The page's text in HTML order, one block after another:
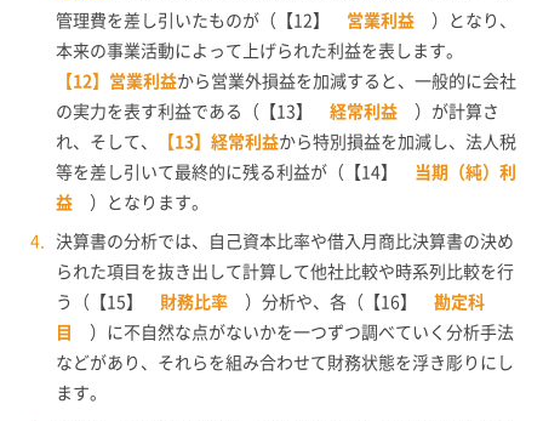
管理費を差し引いたものが（【12】
営業利益 ）となり、
本来の事業活動によって上げられた利益を表します。
【12】営業利益から営業外損益を加減すると、一般的に会社
の実力を表す利益である（【13】
経常利益 ）が計算さ
れ、そして、
【13】経常利益から特別損益を加減し、法人税
等を差し引いて最終的に残る利益が（【14】
当期（純）利
益 ）となります。
決算書の分析では、自己資本比率や借入月商比決算書の決め
られた項目を抜き出して計算して他社比較や時系列比較を行
う（【15】
財務比率 ）分析や、各（【16】
勘定科
目 ）に不自然な点がないかを一つずつ調べていく分析手法
などがあり、それらを組み合わせて財務状態を浮き彫りにし
ます。